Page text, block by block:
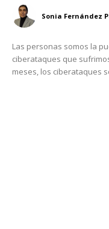
Sonia Fernández
Las personas somos la
ciberataques que
meses, los ciberataques